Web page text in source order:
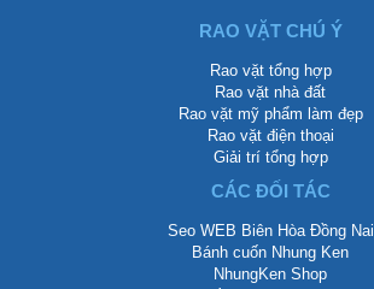
RAO VẶT CHÚ Ý
Rao vặt tổng hợp
Rao vặt nhà đất
Rao vặt mỹ phẩm làm đẹp
Rao vặt điện thoại
Giải trí tổng hợp
CÁC ĐỐI TÁC
Seo WEB Biên Hòa Đồng Nai
Bánh cuốn Nhung Ken
NhungKen Shop